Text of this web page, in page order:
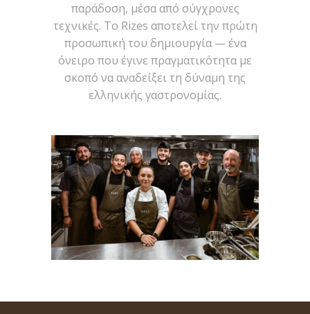
παράδοση, μέσα από σύγχρονες
τεχνικές. Το Rizes αποτελεί την πρώτη
προσωπική του δημιουργία — ένα
όνειρο που έγινε πραγματικότητα με
σκοπό να αναδείξει τη δύναμη της
ελληνικής γαστρονομίας.